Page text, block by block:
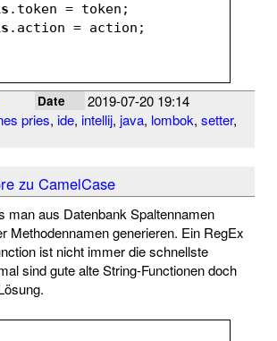
.token = token;
.action = action;
Date 2019-07-20 19:14
pries, ide, intellij, java, lombok, setter,
zu CamelCase
man aus Datenbank Spaltennamen
Methodennamen generieren. Ein RegEx
ist nicht immer die schnellste
sind gute alte String-Functionen doch